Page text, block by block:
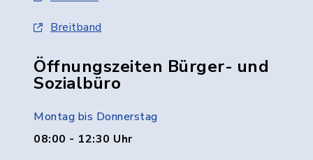
Breitband
Öffnungszeiten Bürger- und
Sozialbüro
Montag bis Donnerstag
08:00 - 12:30 Uhr